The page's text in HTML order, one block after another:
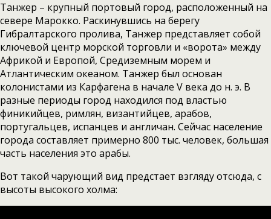
Танжер – крупный портовый город, расположенный на
севере Марокко. Раскинувшись на берегу
Гибралтарского пролива, Танжер представляет собой
ключевой центр морской торговли и «ворота» между
Африкой и Европой, Средиземным морем и
Атлантическим океаном. Танжер был основан
колонистами из Карфагена в начале V века до н. э. В
разные периоды город находился под властью
финикийцев, римлян, византийцев, арабов,
португальцев, испанцев и англичан. Сейчас население
города составляет примерно 800 тыс. человек, большая
часть населения это арабы.
Вот такой чарующий вид предстает взгляду отсюда, с
высоты высокого холма: